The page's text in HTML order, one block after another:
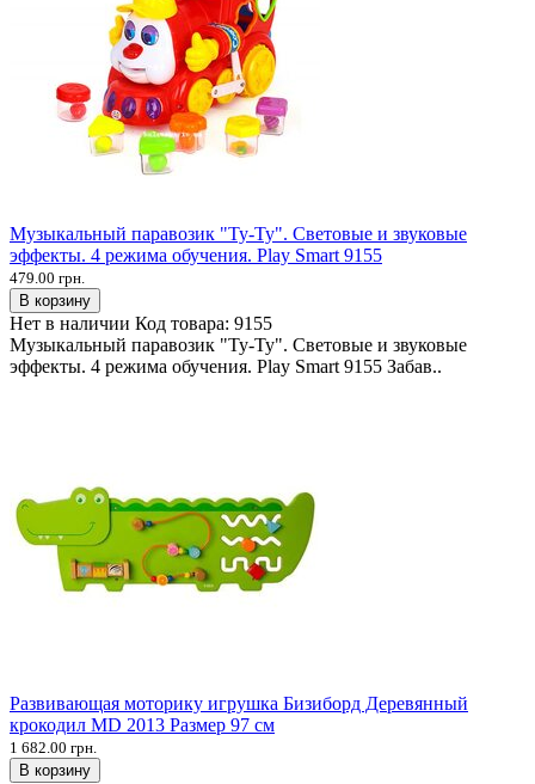
Музыкальный паравозик "Ту-Ту". Световые и звуковые
эффекты. 4 режима обучения. Play Smart 9155
479.00 грн.
В корзину
Нет в наличии Код товара: 9155
Музыкальный паравозик "Ту-Ту". Световые и звуковые
эффекты. 4 режима обучения. Play Smart 9155 Забав..
Развивающая моторику игрушка Бизиборд Деревянный
крокодил MD 2013 Размер 97 см
1 682.00 грн.
В корзину